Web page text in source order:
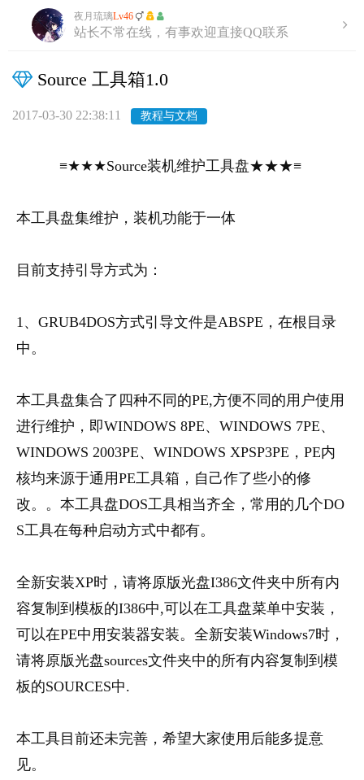
夜月琉璃Lv46
站长不常在线，有事欢迎直接QQ联系
Source 工具箱1.0
2017-03-30 22:38:11 教程与文档
≡★★★Source装机维护工具盘★★★≡
本工具盘集维护，装机功能于一体
目前支持引导方式为：
1、GRUB4DOS方式引导文件是ABSPE，在根目录
中。
本工具盘集合了四种不同的PE,方便不同的用户使用
进行维护，即WINDOWS 8PE、WINDOWS 7PE、
WINDOWS 2003PE、WINDOWS XPSP3PE，PE内
核均来源于通用PE工具箱，自己作了些小的修
改。。本工具盘DOS工具相当齐全，常用的几个DO
S工具在每种启动方式中都有。
全新安装XP时，请将原版光盘I386文件夹中所有内
容复制到模板的I386中,可以在工具盘菜单中安装，
可以在PE中用安装器安装。全新安装Windows7时，
请将原版光盘sources文件夹中的所有内容复制到模
板的SOURCES中.
本工具目前还未完善，希望大家使用后能多提意
见。